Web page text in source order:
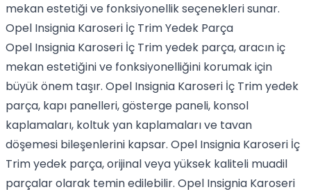
mekan estetiği ve fonksiyonellik seçenekleri sunar.
Opel Insignia Karoseri İç Trim Yedek Parça
Opel Insignia Karoseri İç Trim yedek parça, aracın iç
mekan estetiğini ve fonksiyonelliğini korumak için
büyük önem taşır. Opel Insignia Karoseri İç Trim yedek
parça, kapı panelleri, gösterge paneli, konsol
kaplamaları, koltuk yan kaplamaları ve tavan
döşemesi bileşenlerini kapsar. Opel Insignia Karoseri İç
Trim yedek parça, orijinal veya yüksek kaliteli muadil
parçalar olarak temin edilebilir. Opel Insignia Karoseri